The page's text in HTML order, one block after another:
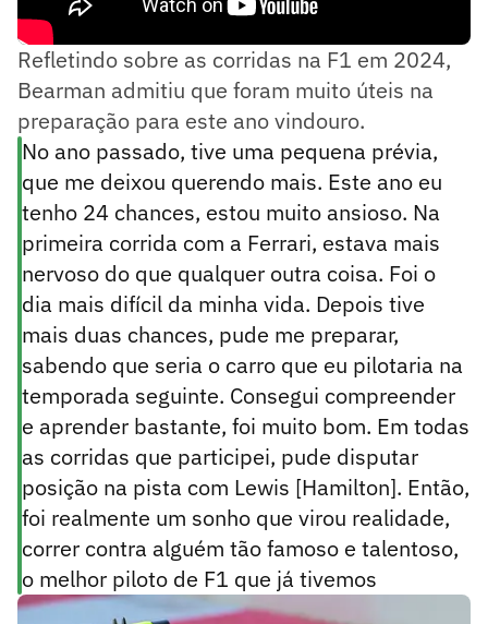
Refletindo sobre as corridas na F1 em 2024,
Bearman admitiu que foram muito úteis na
preparação para este ano vindouro.
No ano passado, tive uma pequena prévia,
que me deixou querendo mais. Este ano eu
tenho 24 chances, estou muito ansioso. Na
primeira corrida com a Ferrari, estava mais
nervoso do que qualquer outra coisa. Foi o
dia mais difícil da minha vida. Depois tive
mais duas chances, pude me preparar,
sabendo que seria o carro que eu pilotaria na
temporada seguinte. Consegui compreender
e aprender bastante, foi muito bom. Em todas
as corridas que participei, pude disputar
posição na pista com Lewis [Hamilton]. Então,
foi realmente um sonho que virou realidade,
correr contra alguém tão famoso e talentoso,
o melhor piloto de F1 que já tivemos